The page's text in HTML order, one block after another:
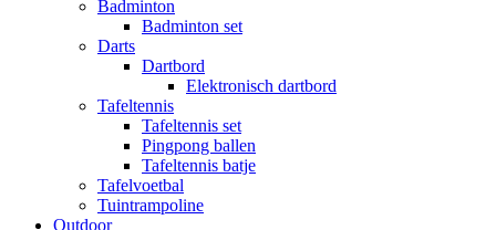
Badminton
Badminton set
Darts
Dartbord
Elektronisch dartbord
Tafeltennis
Tafeltennis set
Pingpong ballen
Tafeltennis batje
Tafelvoetbal
Tuintrampoline
Outdoor